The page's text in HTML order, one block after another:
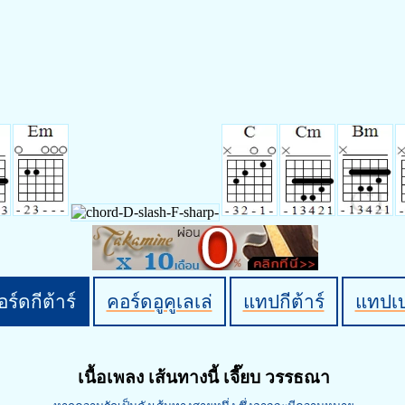
ร์ดกีต้าร์ คอร์ดอูคูเลเล่ แทปกีต้าร์ แทปเ
เนื้อเพลง เส้นทางนี้ เจี๊ยบ วรรธณา